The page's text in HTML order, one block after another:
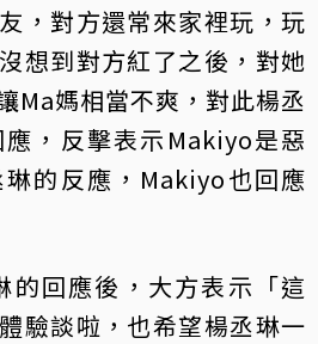
，對方還常來家裡玩，玩
想到對方紅了之後，對她
Ma媽相當不爽，對此楊丞
，反擊表示Makiyo是惡
的反應，Makiyo也回應
的回應後，大方表示「這
驗談啦，也希望楊丞琳一